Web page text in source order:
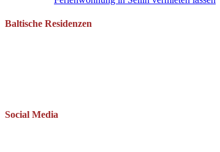
Baltische Residenzen
Social Media